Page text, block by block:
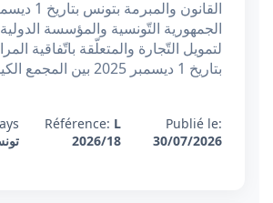
الجمهورية التّونسية والمؤسسة الدولية
لتمويل التّجارة والمتعلّقة باتّفاقية
بتاريخ 1 ديسمبر 2025 بين المجمع الكيميائي الّتونسي
Publié le:
30/07/2026
Référence: L
2026/18